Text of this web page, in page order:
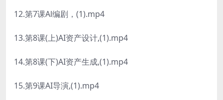
12.第7课Al编剧，(1).mp4
13.第8课(上)AI资产设计,(1).mp4
14.第8课(下)AI资产生成,(1).mp4
15.第9课AI导演,(1).mp4